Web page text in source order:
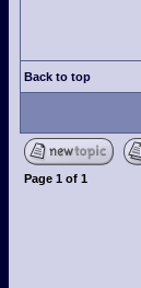
Back to top
Page 1 of 1